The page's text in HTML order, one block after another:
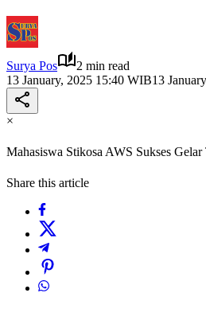
Surya Pos
2 min read
13 January, 2025 15:40 WIB13
×
Mahasiswa Stikosa AWS Sukses
Share this article